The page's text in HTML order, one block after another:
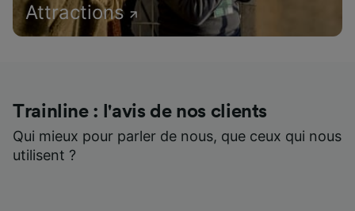
Attractions
Trainline : l'avis de nos clients
Qui mieux pour parler de nous, que ceux qui nous
utilisent ?